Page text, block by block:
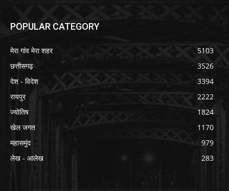
POPULAR CATEGORY
मेरा गांव मेरा शहर
5103
छत्तीसगढ़
3526
देश - विदेश
3394
रायपुर
2222
ज्योतिष
1824
खेल जगत
1170
महासमुंद
979
लेख - आलेख
283